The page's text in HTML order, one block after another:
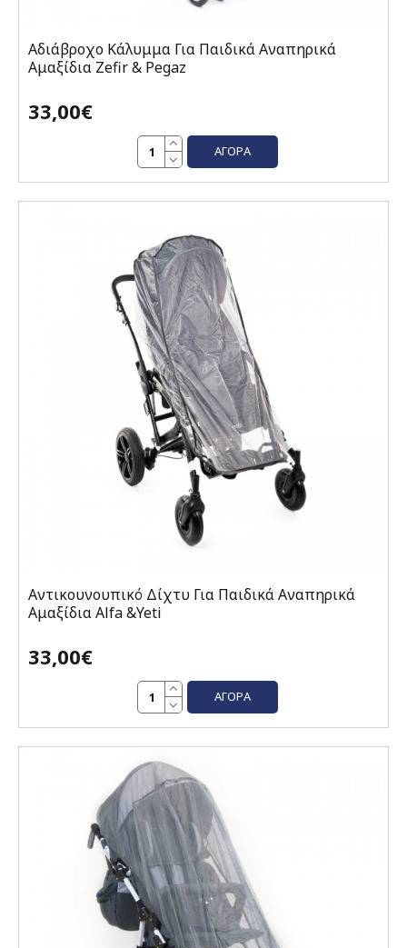
Αδιάβροχο Κάλυμμα Για Παιδικά Αναπηρικά
Αμαξίδια Zefir & Pegaz
33,00€
ΑΓΟΡΆ
Αντικουνουπικό Δίχτυ Για Παιδικά Αναπηρικά
Αμαξίδια Alfa &Yeti
33,00€
ΑΓΟΡΆ